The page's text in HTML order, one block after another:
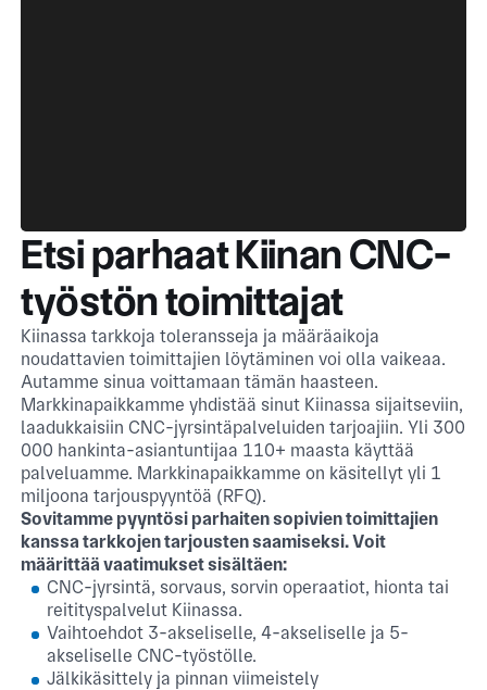
Etsi parhaat Kiinan CNC-
työstön toimittajat
Kiinassa tarkkoja toleransseja ja määräaikoja
noudattavien toimittajien löytäminen voi olla vaikeaa.
Autamme sinua voittamaan tämän haasteen.
Markkinapaikkamme yhdistää sinut Kiinassa sijaitseviin,
laadukkaisiin CNC-jyrsintäpalveluiden tarjoajiin. Yli 300
000 hankinta-asiantuntijaa 110+ maasta käyttää
palveluamme. Markkinapaikkamme on käsitellyt yli 1
miljoona tarjouspyyntöä (RFQ).
Sovitamme pyyntösi parhaiten sopivien toimittajien
kanssa tarkkojen tarjousten saamiseksi. Voit
määrittää vaatimukset sisältäen:
CNC-jyrsintä, sorvaus, sorvin operaatiot, hionta tai
reitityspalvelut Kiinassa.
Vaihtoehdot 3-akseliselle, 4-akseliselle ja 5-
akseliselle CNC-työstölle.
Jälkikäsittely ja pinnan viimeistely